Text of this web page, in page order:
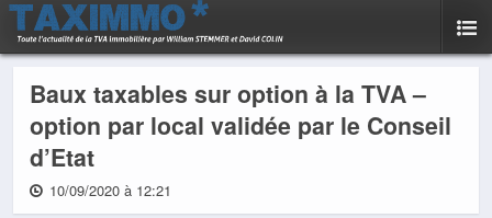
Baux taxables sur option à la TVA –
option par local validée par le Conseil
d’Etat
10/09/2020 à 12:21